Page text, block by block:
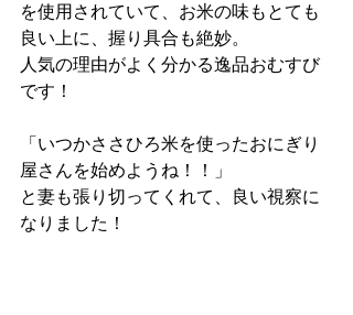
を使用されていて、お米の味もとても
良い上に、握り具合も絶妙。
人気の理由がよく分かる逸品おむすび
です！
「いつかささひろ米を使ったおにぎり
屋さんを始めようね！！」
と妻も張り切ってくれて、良い視察に
なりました！